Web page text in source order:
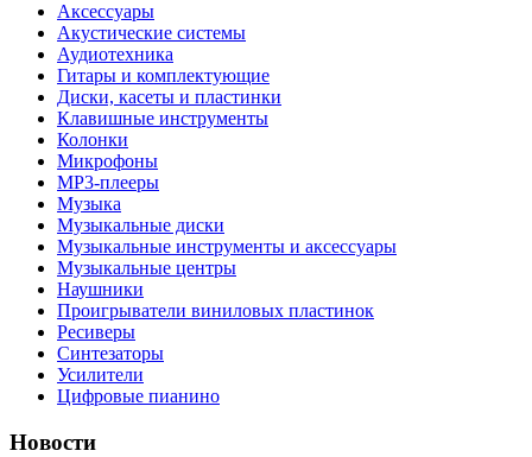
Аксессуары
Акустические системы
Аудиотехника
Гитары и комплектующие
Диски, касеты и пластинки
Клавишные инструменты
Колонки
Микрофоны
МР3-плееры
Музыка
Музыкальные диски
Музыкальные инструменты и аксессуары
Музыкальные центры
Наушники
Проигрыватели виниловых пластинок
Ресиверы
Синтезаторы
Усилители
Цифровые пианино
Новости